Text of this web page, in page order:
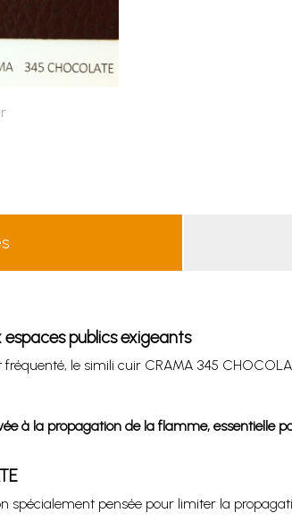
espaces publics exigeants
le simili cuir CRAMA 345
à la propagation de la flamme, essentielle
spécialement pensée pour limiter la